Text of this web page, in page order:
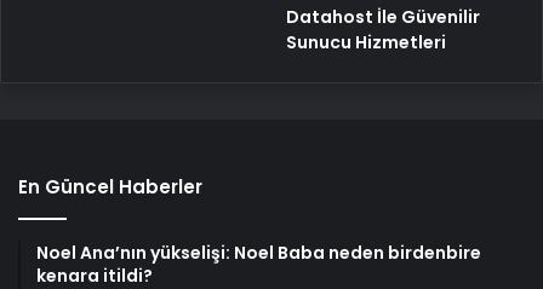
Datahost İle Güvenilir
Sunucu Hizmetleri
En Güncel Haberler
Noel Ana’nın yükselişi: Noel Baba neden birdenbire
kenara itildi?